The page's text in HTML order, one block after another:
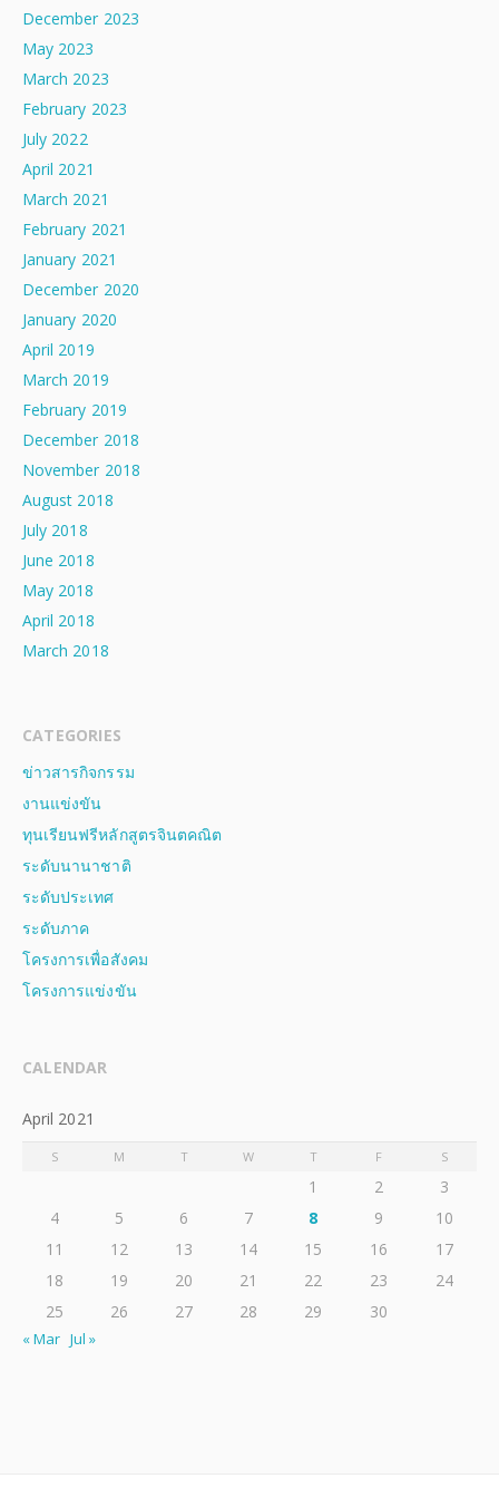
December 2023
May 2023
March 2023
February 2023
July 2022
April 2021
March 2021
February 2021
January 2021
December 2020
January 2020
April 2019
March 2019
February 2019
December 2018
November 2018
August 2018
July 2018
June 2018
May 2018
April 2018
March 2018
CATEGORIES
ข่าวสารกิจกรรม
งานแข่งขัน
ทุนเรียนฟรีหลักสูตรจินตคณิต
ระดับนานาชาติ
ระดับประเทศ
ระดับภาค
โครงการเพื่อสังคม
โครงการแข่งขัน
CALENDAR
April 2021
S M T W T F S
1 2
3
4
5 6 7 8 9
10
11
12 13 14 15 16
17
18
19 20 21 22 23
24
25
26 27 28 29 30
« Mar Jul »